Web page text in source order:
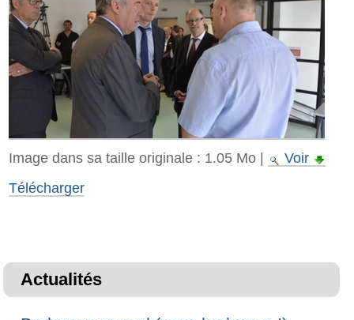
Image dans sa taille originale : 1.05 Mo|
Voir
Télécharger
Actualités